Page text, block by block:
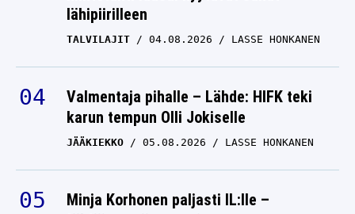
TALVILAJIT
Valmentaja pihalle – Lähde: HIFK teki
karun tempun Olli Jokiselle
JÄÄKIEKKO 05.08.2026 LASSE HONKANEN
Minja Korhonen paljasti IL:lle –
tähtäimessä on uusi ura